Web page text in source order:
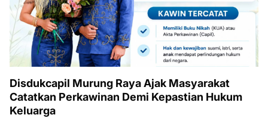
Disdukcapil Murung Raya Ajak Masyarakat
Catatkan Perkawinan Demi Kepastian Hukum
Keluarga